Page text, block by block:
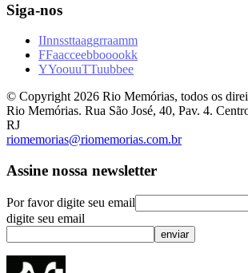
Siga-nos
IInnssttaaggrraamm
FFaacceebbooookk
YYoouuTTuubbee
© Copyright 2026 Rio Memórias, todos os
Rio Memórias. Rua São José, 40, Pav. 4.
RJ
riomemorias@riomemorias.com.br
Assine nossa newsletter
Por favor digite seu email
digite seu email
enviar